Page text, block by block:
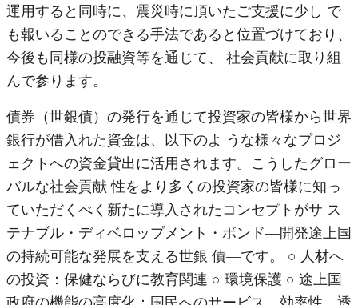
運用すると同時に、震災時に頂いたご支援に少し で
も報いることのできる手法であると位置づけており、
今後も同様の投融資等を通じて、 社会貢献に取り組
んで参ります。
債券（世銀債）の発行を通じて投資家の皆様から世界
銀行が借入れた資金は、以下のよ うな様々なプロジ
ェクトへの資金貸出に活用されます。こうしたグロー
バルな社会貢献 性をより多くの投資家の皆様に知っ
ていただくべく新たに導入されたコンセプトがサ ス
テナブル・ディベロップメント・ボンド―開発途上国
の持続可能な発展を支える世銀 債―です。 ○ 人材へ
の投資：保健ならびに教育関連 ○ 環境保護 ○ 途上国